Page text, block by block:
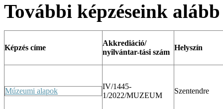
További képzéseink
Képzés címe
Akkrediáció/
nyilvántar-tási szám
Helyszín
Múzeumi alapok
IV/1445-
1/2022/MUZEUM
Szentendre